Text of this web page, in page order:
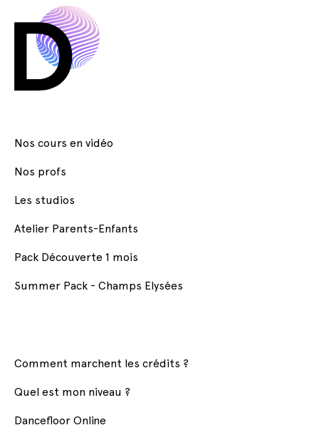
Nos cours en vidéo
Nos profs
Les studios
Atelier Parents-Enfants
Pack Découverte 1 mois
Summer Pack - Champs Elysées
Comment marchent les crédits ?
Quel est mon niveau ?
Dancefloor Online